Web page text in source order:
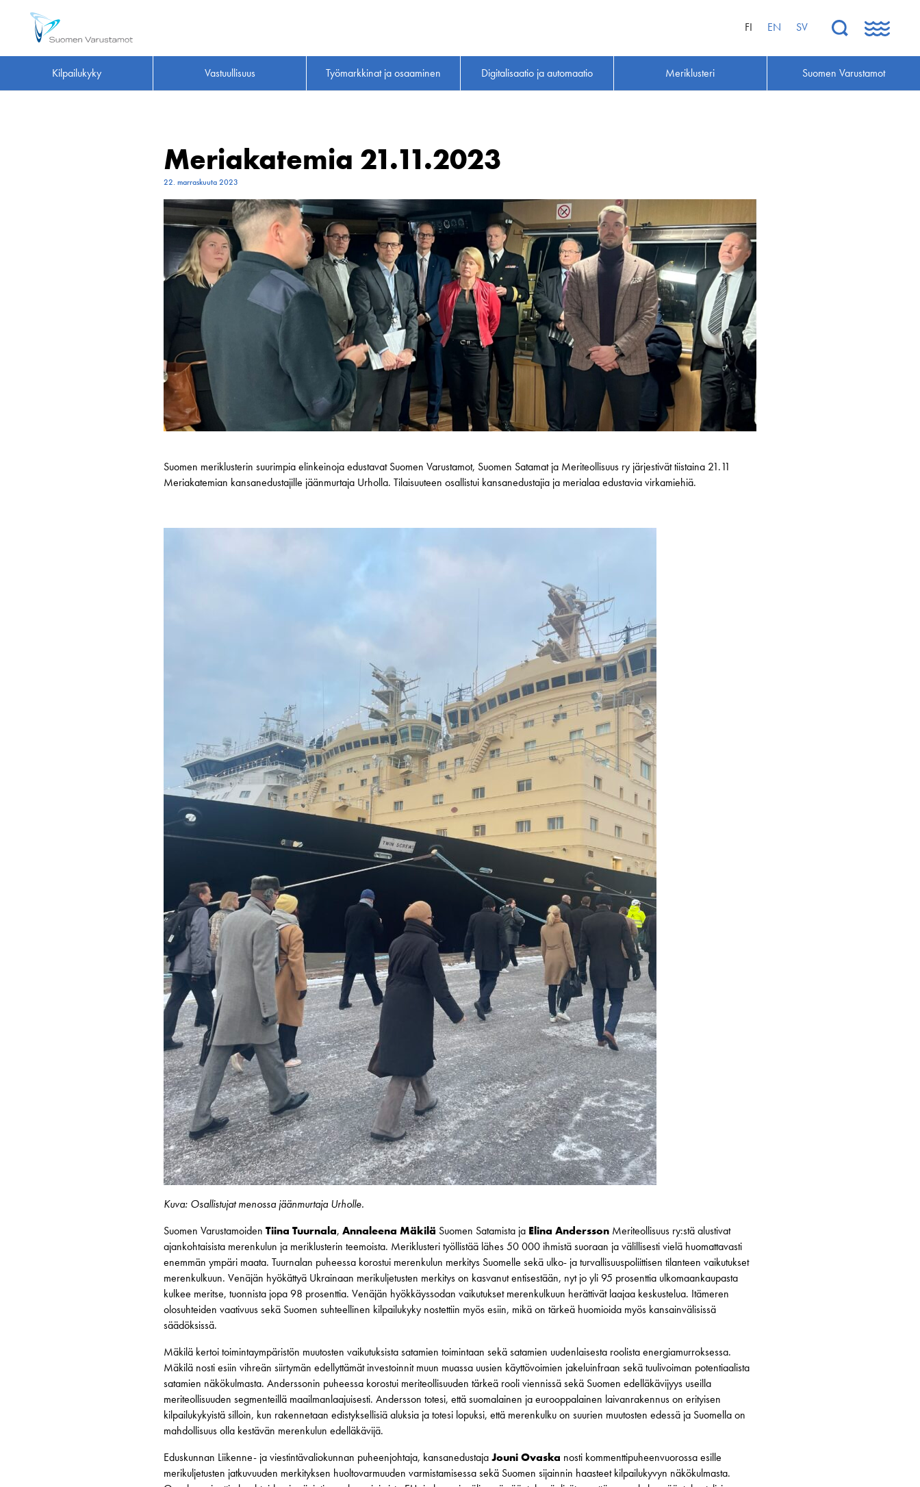
FI EN SV
Kilpailukyky Vastuullisuus Työmarkkinat ja osaaminen Digitalisaatio ja automaatio Meriklusteri Suomen Varustamot
Meriakatemia 21.11.2023
22. marraskuuta 2023
Suomen meriklusterin suurimpia elinkeinoja edustavat Suomen Varustamot, Suomen Satamat ja Meriteollisuus ry järjestivät tiistaina 21.11
Meriakatemian kansanedustajille jäänmurtaja Urholla. Tilaisuuteen osallistui kansanedustajia ja merialaa edustavia virkamiehiä.
Kuva: Osallistujat menossa jäänmurtaja Urholle.
Suomen Varustamoiden Tiina Tuurnala, Annaleena Mäkilä Suomen Satamista ja Elina Andersson Meriteollisuus ry:stä alustivat
ajankohtaisista merenkulun ja meriklusterin teemoista. Meriklusteri työllistää lähes 50 000 ihmistä suoraan ja välillisesti vielä huomattavasti
enemmän ympäri maata. Tuurnalan puheessa korostui merenkulun merkitys Suomelle sekä ulko- ja turvallisuuspoliittisen tilanteen vaikutukset
merenkulkuun. Venäjän hyökättyä Ukrainaan merikuljetusten merkitys on kasvanut entisestään, nyt jo yli 95 prosenttia ulkomaankaupasta
kulkee meritse, tuonnista jopa 98 prosenttia. Venäjän hyökkäyssodan vaikutukset merenkulkuun herättivät laajaa keskustelua. Itämeren
olosuhteiden vaativuus sekä Suomen suhteellinen kilpailukyky nostettiin myös esiin, mikä on tärkeä huomioida myös kansainvälisissä
säädöksissä.
Mäkilä kertoi toimintaympäristön muutosten vaikutuksista satamien toimintaan sekä satamien uudenlaisesta roolista energiamurroksessa.
Mäkilä nosti esiin vihreän siirtymän edellyttämät investoinnit muun muassa uusien käyttövoimien jakeluinfraan sekä tuulivoiman potentiaalista
satamien näkökulmasta. Anderssonin puheessa korostui meriteollisuuden tärkeä rooli viennissä sekä Suomen edelläkävijyys useilla
meriteollisuuden segmenteillä maailmanlaajuisesti. Andersson totesi, että suomalainen ja eurooppalainen laivanrakennus on erityisen
kilpailukykyistä silloin, kun rakennetaan edistyksellisiä aluksia ja totesi lopuksi, että merenkulku on suurien muutosten edessä ja Suomella on
mahdollisuus olla kestävän merenkulun edelläkävijä.
Eduskunnan Liikenne- ja viestintävaliokunnan puheenjohtaja, kansanedustajaJouni Ovaska nosti kommenttipuheenvuorossa esille
merikuljetusten jatkuvuuden merkityksen huoltovarmuuden varmistamisessa sekä Suomen sijainnin haasteet kilpailukyvyn näkökulmasta.